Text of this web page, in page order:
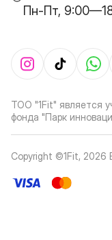
Пн-Пт,
ТОО "1Fit" является
фонда "Парк
Copyright ©1Fit, 2026